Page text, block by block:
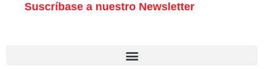
Suscríbase a nuestro Newsletter